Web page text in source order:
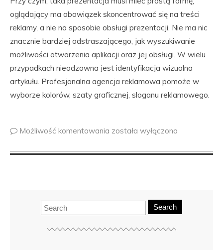
oglądający ma obowiązek skoncentrować się na treści
reklamy, a nie na sposobie obsługi prezentacji. Nie ma nic
znacznie bardziej odstraszającego, jak wyszukiwanie
możliwości otworzenia aplikacji oraz jej obsługi. W wielu
przypadkach nieodzowna jest identyfikacja wizualna
artykułu. Profesjonalna agencja reklamowa pomoże w
wyborze kolorów, szaty graficznej, sloganu reklamowego.
Możliwość komentowania została wyłączona
Search